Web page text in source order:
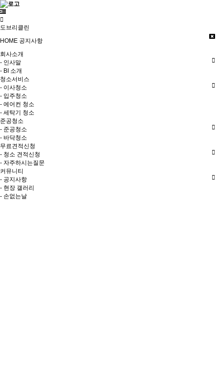
도브리클린
HOME 공지사항
회사소개
- 인사말
- BI 소개
청소서비스
- 이사청소
- 입주청소
- 에어컨 청소
- 세탁기 청소
준공청소
- 준공청소
- 바닥청소
무료견적신청
- 청소 견적신청
- 자주하시는질문
커뮤니티
- 공지사항
- 현장 갤러리
- 손없는날